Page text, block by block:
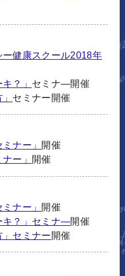
健康スクール2018年
？」 セミナ―開催
セミナー開催
ナー」 開催
ー」
開催
ナー」 開催
キ？」セミナ―開催
」セミナー開催